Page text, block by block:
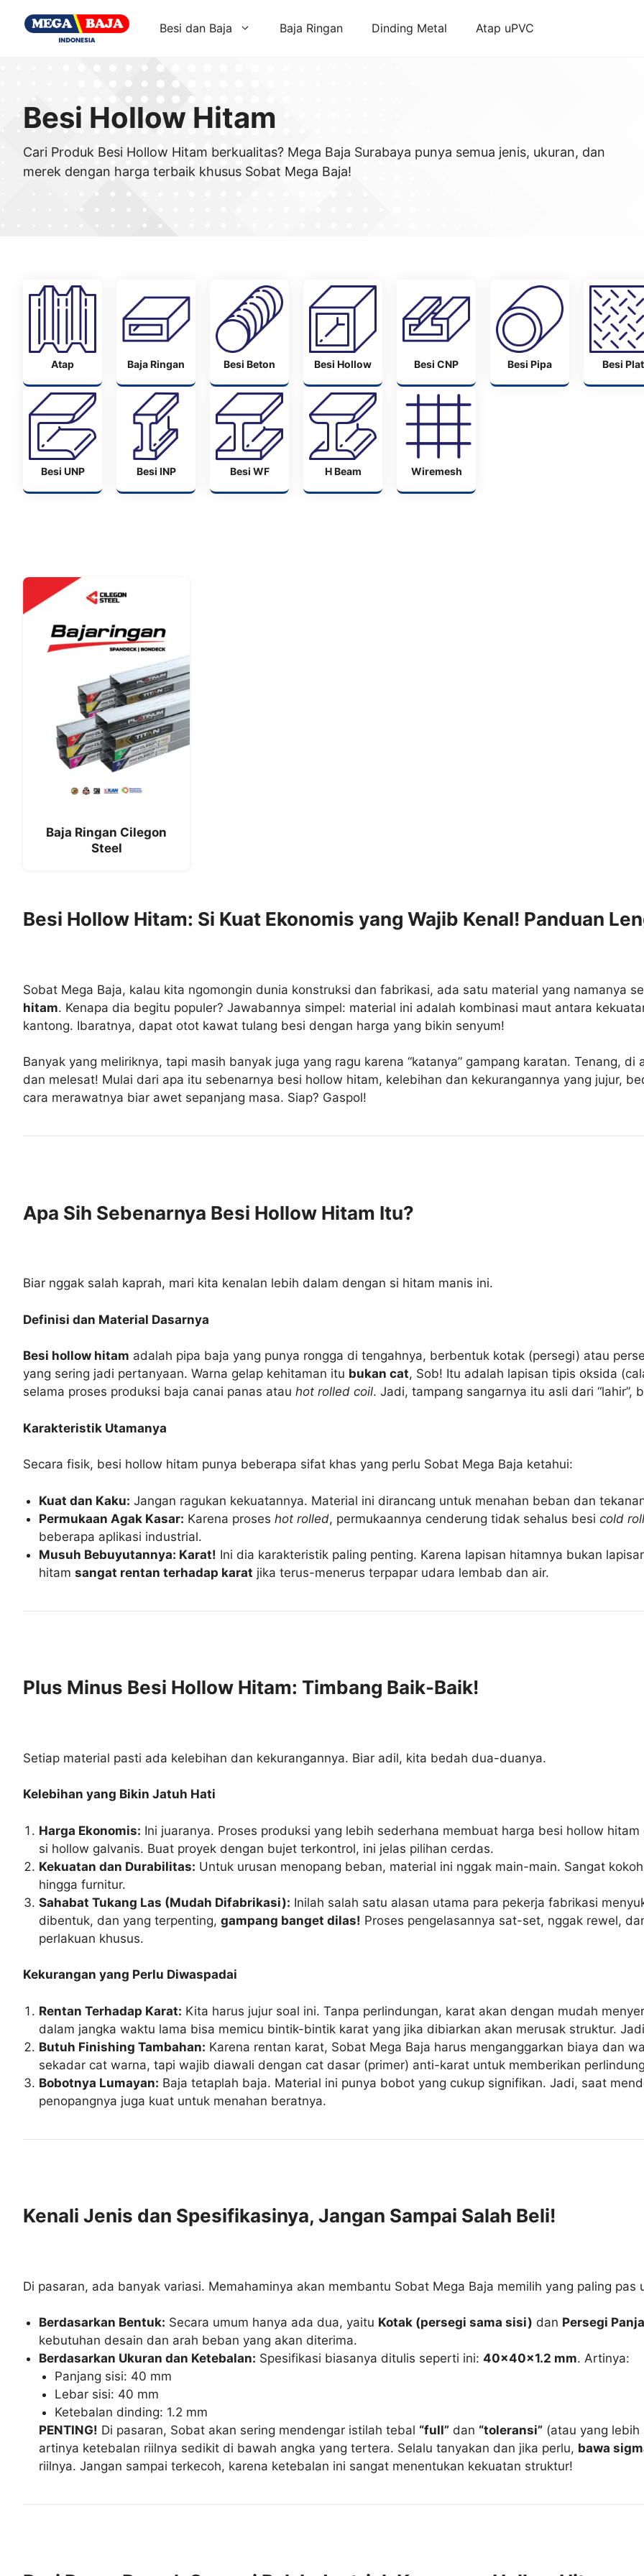
Besi dan Baja Baja Ringan Dinding Metal Atap uPVC
Besi Hollow Hitam
Cari Produk Besi Hollow Hitam berkualitas? Mega Baja Surabaya punya semua jenis, ukuran, dan
merek dengan harga terbaik khusus Sobat Mega Baja!
Atap Baja Ringan Besi Beton Besi Hollow Besi CNP Besi Pipa Besi Plat
Besi UNP Besi INP Besi WF H Beam Wiremesh
Baja Ringan Cilegon
Steel
Besi Hollow Hitam: Si Kuat Ekonomis yang Wajib Kenal! Panduan
Sobat Mega Baja, kalau kita ngomongin dunia konstruksi dan fabrikasi, ada satu material yang namanya
hitam. Kenapa dia begitu populer? Jawabannya simpel: material ini adalah kombinasi maut antara
kantong. Ibaratnya, dapat otot kawat tulang besi dengan harga yang bikin senyum!
Banyak yang meliriknya, tapi masih banyak juga yang ragu karena “katanya” gampang karatan. Tenang,
dan melesat! Mulai dari apa itu sebenarnya besi hollow hitam, kelebihan dan kekurangannya yang jujur,
cara merawatnya biar awet sepanjang masa. Siap? Gaspol!
Apa Sih Sebenarnya Besi Hollow Hitam Itu?
Biar nggak salah kaprah, mari kita kenalan lebih dalam dengan si hitam manis ini.
Definisi dan Material Dasarnya
Besi hollow hitam adalah pipa baja yang punya rongga di tengahnya, berbentuk kotak (persegi) atau
yang sering jadi pertanyaan. Warna gelap kehitaman itu bukan cat, Sob! Itu adalah lapisan tipis oksida
selama proses produksi baja canai panas atau hot rolled coil. Jadi, tampang sangarnya itu asli dari “lahir”,
Karakteristik Utamanya
Secara fisik, besi hollow hitam punya beberapa sifat khas yang perlu Sobat Mega Baja ketahui:
Kuat dan Kaku: Jangan ragukan kekuatannya. Material ini dirancang untuk menahan beban dan
Permukaan Agak Kasar: Karena proseshot rolled, permukaannya cenderung tidak sehalus besicold
beberapa aplikasi industrial.
Musuh Bebuyutannya: Karat! Ini dia karakteristik paling penting. Karena lapisan hitamnya bukan
hitamsangat rentan terhadap karat jika terus-menerus terpapar udara lembab dan air.
Plus Minus Besi Hollow Hitam: Timbang Baik-Baik!
Setiap material pasti ada kelebihan dan kekurangannya. Biar adil, kita bedah dua-duanya.
Kelebihan yang Bikin Jatuh Hati
Harga Ekonomis: Ini juaranya. Proses produksi yang lebih sederhana membuat harga besi hollow
si hollow galvanis. Buat proyek dengan bujet terkontrol, ini jelas pilihan cerdas.
Kekuatan dan Durabilitas: Untuk urusan menopang beban, material ini nggak main-main. Sangat
hingga furnitur.
Sahabat Tukang Las (Mudah Difabrikasi): Inilah salah satu alasan utama para pekerja fabrikasi
dibentuk, dan yang terpenting,gampang banget dilas! Proses pengelasannya sat-set, nggak rewel,
perlakuan khusus.
Kekurangan yang Perlu Diwaspadai
Rentan Terhadap Karat: Kita harus jujur soal ini. Tanpa perlindungan, karat akan dengan mudah
dalam jangka waktu lama bisa memicu bintik-bintik karat yang jika dibiarkan akan merusak struktur.
Butuh Finishing Tambahan: Karena rentan karat, Sobat Mega Baja harus menganggarkan biaya dan
sekadar cat warna, tapi wajib diawali dengan cat dasar (primer) anti-karat untuk memberikan
Bobotnya Lumayan: Baja tetaplah baja. Material ini punya bobot yang cukup signifikan. Jadi, saat
penopangnya juga kuat untuk menahan beratnya.
Kenali Jenis dan Spesifikasinya, Jangan Sampai Salah Beli!
Di pasaran, ada banyak variasi. Memahaminya akan membantu Sobat Mega Baja memilih yang paling pas
Berdasarkan Bentuk: Secara umum hanya ada dua, yaitu Kotak (persegi sama sisi) dan Persegi
kebutuhan desain dan arah beban yang akan diterima.
Berdasarkan Ukuran dan Ketebalan: Spesifikasi biasanya ditulis seperti ini:40x40x1.2 mm. Artinya:
Panjang sisi: 40 mm
Lebar sisi: 40 mm
Ketebalan dinding: 1.2 mm
PENTING! Di pasaran, Sobat akan sering mendengar istilah tebal “full” dan “toleransi” (atau yang
artinya ketebalan riilnya sedikit di bawah angka yang tertera. Selalu tanyakan dan jika perlu, bawa
riilnya. Jangan sampai terkecoh, karena ketebalan ini sangat menentukan kekuatan struktur!